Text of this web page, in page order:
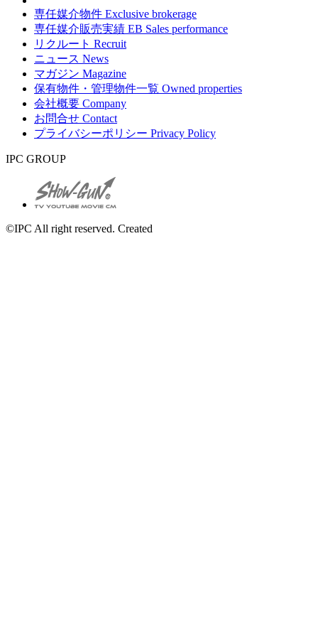
専任媒介物件 Exclusive brokerage
専任媒介販売実績 EB Sales performance
リクルート Recruit
ニュース News
マガジン Magazine
保有物件・管理物件一覧 Owned properties
会社概要 Company
お問合せ Contact
プライバシーポリシー Privacy Policy
IPC GROUP
©IPC All right reserved. Created